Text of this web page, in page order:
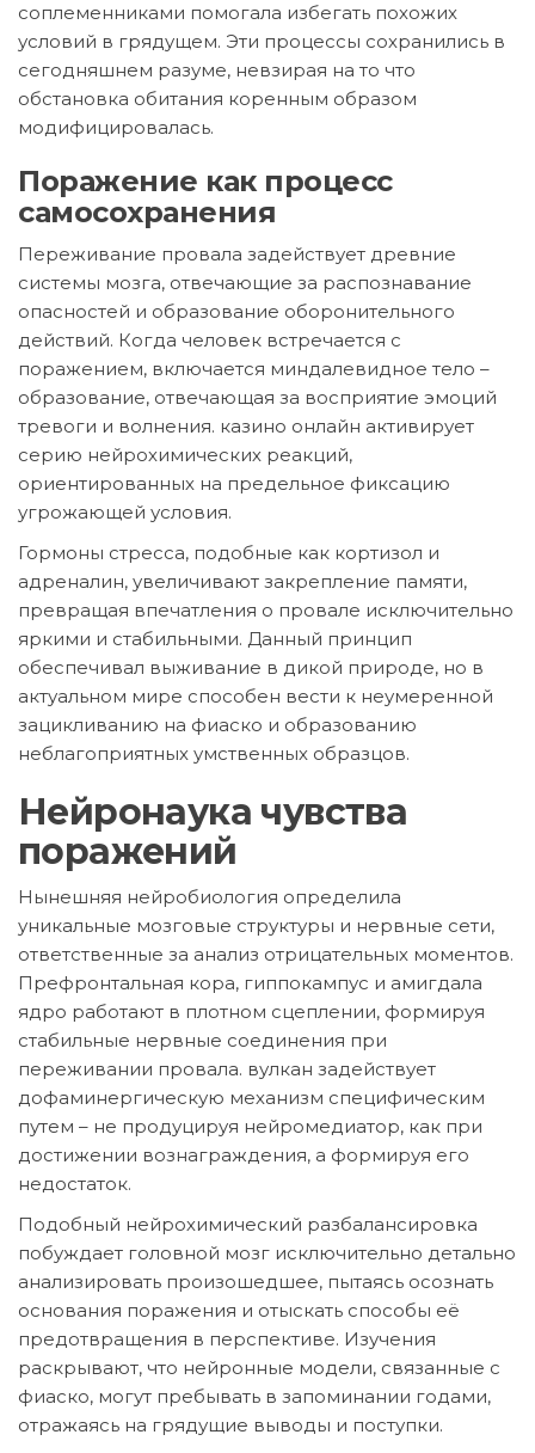
соплеменниками помогала избегать похожих
условий в грядущем. Эти процессы сохранились в
сегодняшнем разуме, невзирая на то что
обстановка обитания коренным образом
модифицировалась.
Поражение как процесс
самосохранения
Переживание провала задействует древние
системы мозга, отвечающие за распознавание
опасностей и образование оборонительного
действий. Когда человек встречается с
поражением, включается миндалевидное тело –
образование, отвечающая за восприятие эмоций
тревоги и волнения. казино онлайн активирует
серию нейрохимических реакций,
ориентированных на предельное фиксацию
угрожающей условия.
Гормоны стресса, подобные как кортизол и
адреналин, увеличивают закрепление памяти,
превращая впечатления о провале исключительно
яркими и стабильными. Данный принцип
обеспечивал выживание в дикой природе, но в
актуальном мире способен вести к неумеренной
зацикливанию на фиаско и образованию
неблагоприятных умственных образцов.
Нейронаука чувства
поражений
Нынешняя нейробиология определила
уникальные мозговые структуры и нервные сети,
ответственные за анализ отрицательных моментов.
Префронтальная кора, гиппокампус и амигдала
ядро работают в плотном сцеплении, формируя
стабильные нервные соединения при
переживании провала. вулкан задействует
дофаминергическую механизм специфическим
путем – не продуцируя нейромедиатор, как при
достижении вознаграждения, а формируя его
недостаток.
Подобный нейрохимический разбалансировка
побуждает головной мозг исключительно детально
анализировать произошедшее, пытаясь осознать
основания поражения и отыскать способы её
предотвращения в перспективе. Изучения
раскрывают, что нейронные модели, связанные с
фиаско, могут пребывать в запоминании годами,
отражаясь на грядущие выводы и поступки.